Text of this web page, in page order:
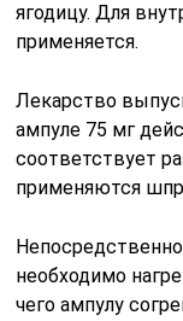
ягодицу. Для
применяется.
Лекарство
ампуле 75 мг
соответствует
применяются
необходимо
чего ампулу